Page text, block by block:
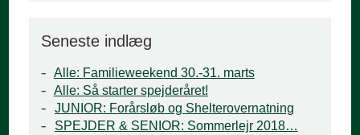
Seneste indlæg
Alle: Familieweekend 30.-31. marts
Alle: Så starter spejderåret!
JUNIOR: Forårsløb og Shelterovernatning
SPEJDER & SENIOR: Sommerlejr 2018…